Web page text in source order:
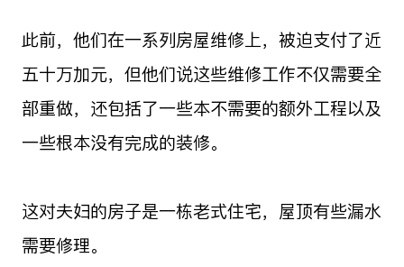
此前，他们在一系列房屋维修上，被迫支付了近
五十万加元，但他们说这些维修工作不仅需要全
部重做，还包括了一些本不需要的额外工程以及
一些根本没有完成的装修。
这对夫妇的房子是一栋老式住宅，屋顶有些漏水
需要修理。